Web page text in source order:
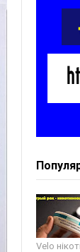
Velo